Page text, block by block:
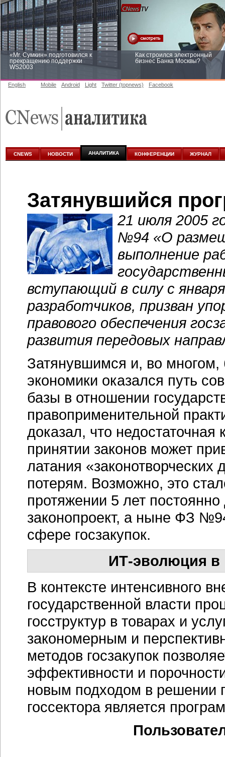
«Mr. Сумкин» подготовился к
прекращению поддержки
WS2003
Как строился электронный
бизнес Банка Москвы?
аналитике
English Mobile Android Light Twitter (topnews) Facebook
CNEWS НОВОСТИ АНАЛИТИКА КОНФЕРЕНЦИИ ЖУРНАЛ
Затянувшийся
21 июля 2005
№94 «О
выполнение
вступающий в силу с
разработчиков, призван
правового обеспечения
развития передовых
Затянувшимся и, во
экономики оказался путь
базы в отношении
правоприменительной
доказал, что
принятии законов может
латания
потерям. Возможно, это
протяжении 5 лет
законопроект, а ныне ФЗ
сфере госзакупок.
ИТ-эволюция в
В контексте интенсивного
государственной власти
госструктур в товарах и
закономерным и
методов госзакупок
эффективности и
новым подходом в решении
госсектора является